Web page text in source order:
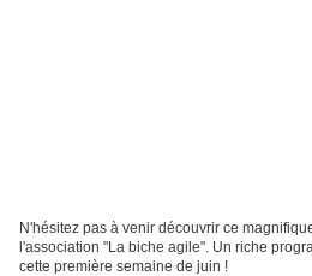
N'hésitez pas à venir découvrir ce
l'association "La biche agile". Un riche
cette première semaine de juin !